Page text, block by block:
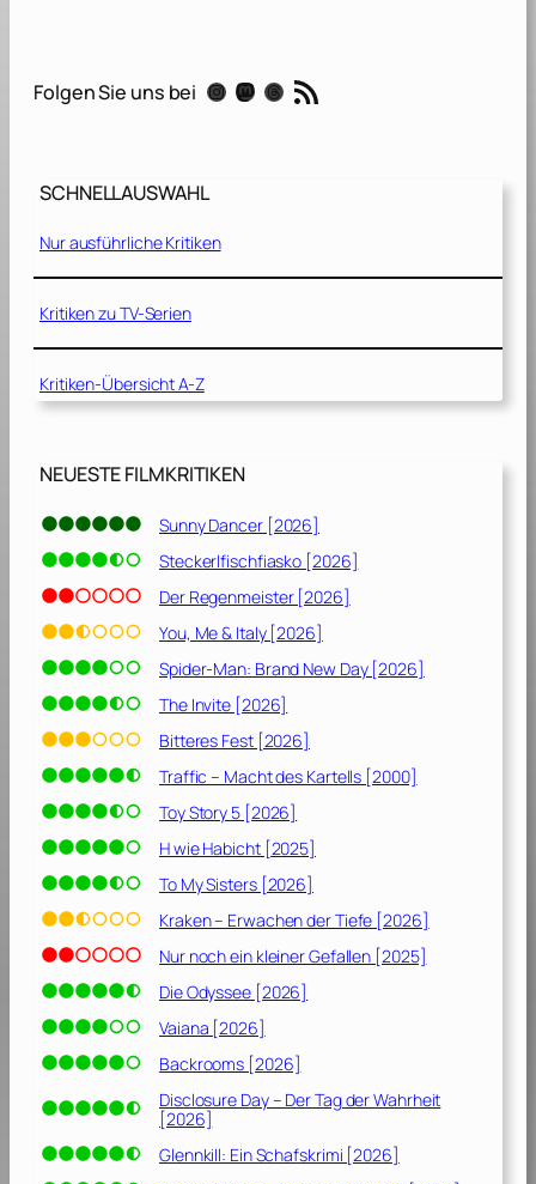
a
e
e
2
0
2
2
m
[
0
0
9
Folgen Sie uns bei Instagram Mastodon Threads RSS-Feed
SCHNELLAUSWAHL
Nur ausführliche Kritiken
Kritiken zu TV-Serien
Kritiken-Übersicht A-Z
NEUESTE FILMKRITIKEN
Sunny Dancer [2026]
Steckerlfischfiasko [2026]
Der Regenmeister [2026]
You, Me & Italy [2026]
Spider-Man: Brand New Day [2026]
The Invite [2026]
Bitteres Fest [2026]
Traffic – Macht des Kartells [2000]
Toy Story 5 [2026]
H wie Habicht [2025]
To My Sisters [2026]
Kraken – Erwachen der Tiefe [2026]
Nur noch ein kleiner Gefallen [2025]
Die Odyssee [2026]
Vaiana [2026]
Backrooms [2026]
Disclosure Day – Der Tag der Wahrheit
[2026]
Glennkill: Ein Schafskrimi [2026]